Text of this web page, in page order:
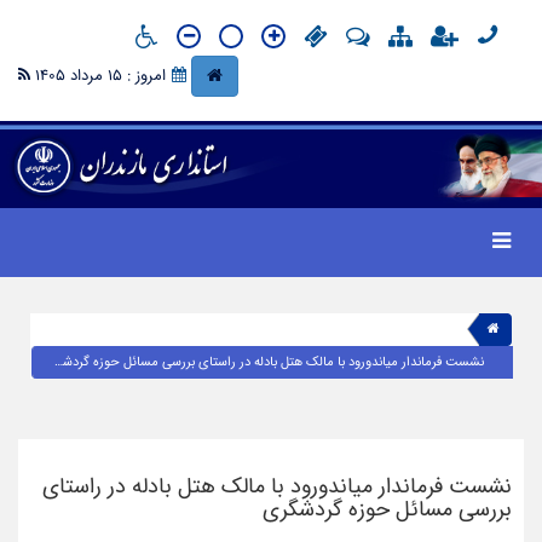
امروز : 15 مرداد 1405
نشست فرماندار میاندورود با مالک هتل بادله در راستای بررسی مسائل حوزه گردشگری
نشست فرماندار میاندورود با مالک هتل بادله در راستای
بررسی مسائل حوزه گردشگری